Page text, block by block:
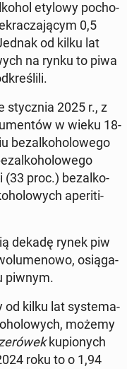
etylowy po­cho­
0,5
od kilku lat
na rynku to piwa
stycz­nia 2025 r., z
w wieku 18-
bez­al­ko­ho­lo­we­go
(33 proc.) bez­al­ko­
ape­ri­ti­
dekadę rynek piw
osią­ga­
piwnym.
od kilku lat sys­te­ma­
możemy
ku­pio­nych
roku to o 1,94